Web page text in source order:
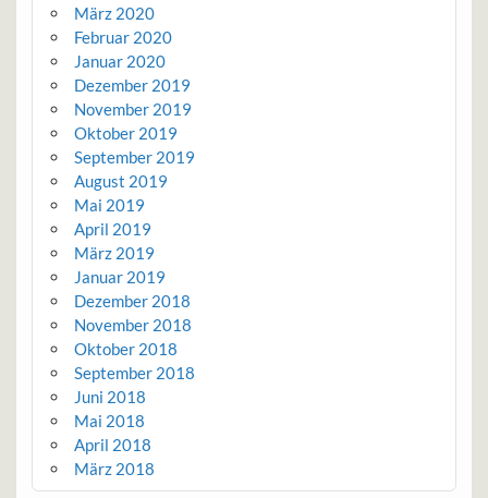
März 2020
Februar 2020
Januar 2020
Dezember 2019
November 2019
Oktober 2019
September 2019
August 2019
Mai 2019
April 2019
März 2019
Januar 2019
Dezember 2018
November 2018
Oktober 2018
September 2018
Juni 2018
Mai 2018
April 2018
März 2018